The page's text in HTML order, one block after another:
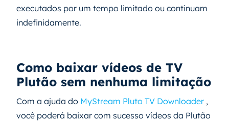
executados por um tempo limitado ou continuam
indefinidamente.
Como baixar vídeos de TV
Plutão sem nenhuma limitação
Com a ajuda do MyStream Pluto TV Downloader ,
você poderá baixar com sucesso vídeos da Plutão